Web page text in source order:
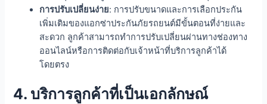
การปรับเปลี่ยนง่าย: การปรับขนาดและการเลือกประกัน
เพิ่มเติมของแอกซ่าประกันภัยรถยนต์มีขั้นตอนที่ง่ายและ
สะดวก ลูกค้าสามารถทำการปรับเปลี่ยนผ่านทางช่องทาง
ออนไลน์หรือการติดต่อกับเจ้าหน้าที่บริการลูกค้าได้
โดยตรง
4. บริการลูกค้าที่เป็นเอกลักษณ์